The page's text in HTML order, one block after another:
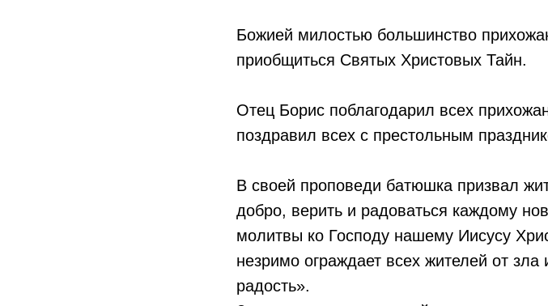
Божией милостью большинство
приобщиться Святых Христовых Тайн.
Отец Борис поблагодарил всех
поздравил всех с престольным
В своей проповеди батюшка призвал
добро, верить и радоваться каждому
молитвы ко Господу нашему Иисусу
незримо ограждает всех жителей от
радость».